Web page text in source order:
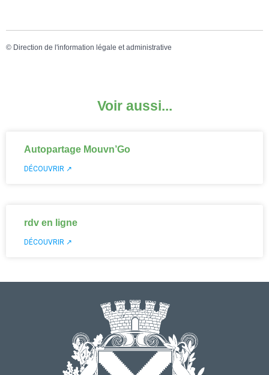
© Direction de l'information légale et administrative
Voir aussi...
Autopartage Mouvn’Go
DÉCOUVRIR ↗
rdv en ligne
DÉCOUVRIR ↗